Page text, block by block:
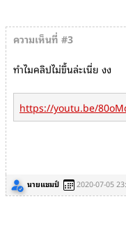
ความเห็นที่ #3
ทำไมคลิปไม่ขึ้นล่ะเนี่ย งง
https://youtu.be/
นายแชมป์ 2020-07-05